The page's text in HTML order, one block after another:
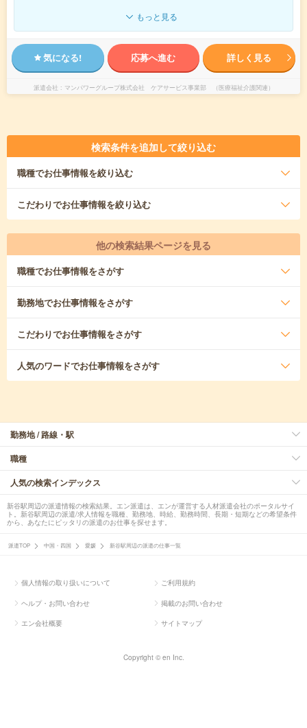
もっと見る
気になる! 応募へ進む 詳しく見る
派遣会社 マンパワーグループ株式会社 ケアサービス事業部 （医療福祉介護関連）
検索条件を追加して絞り込む
職種でお仕事情報を絞り込む
こだわりでお仕事情報を絞り込む
他の検索結果ページを見る
職種でお仕事情報をさがす
勤務地でお仕事情報をさがす
こだわりでお仕事情報をさがす
人気のワードでお仕事情報をさがす
勤務地 / 路線・駅
職種
人気の検索インデックス
新谷駅周辺の派遣情報の検索結果。エン派遣は、エンが運営する人材派遣会社のポータルサイ
ト。新谷駅周辺の派遣/求人情報を職種、勤務地、時給、勤務時間、長期・短期などの希望条件
から、あなたにピッタリの派遣のお仕事を探せます。
派遣TOP 中国・四国 愛媛 新谷駅周辺の派遣の仕事一覧
個人情報の取り扱いについて ご利用規約
ヘルプ・お問い合わせ 掲載のお問い合わせ
エン会社概要 サイトマップ
Copyright © en Inc.